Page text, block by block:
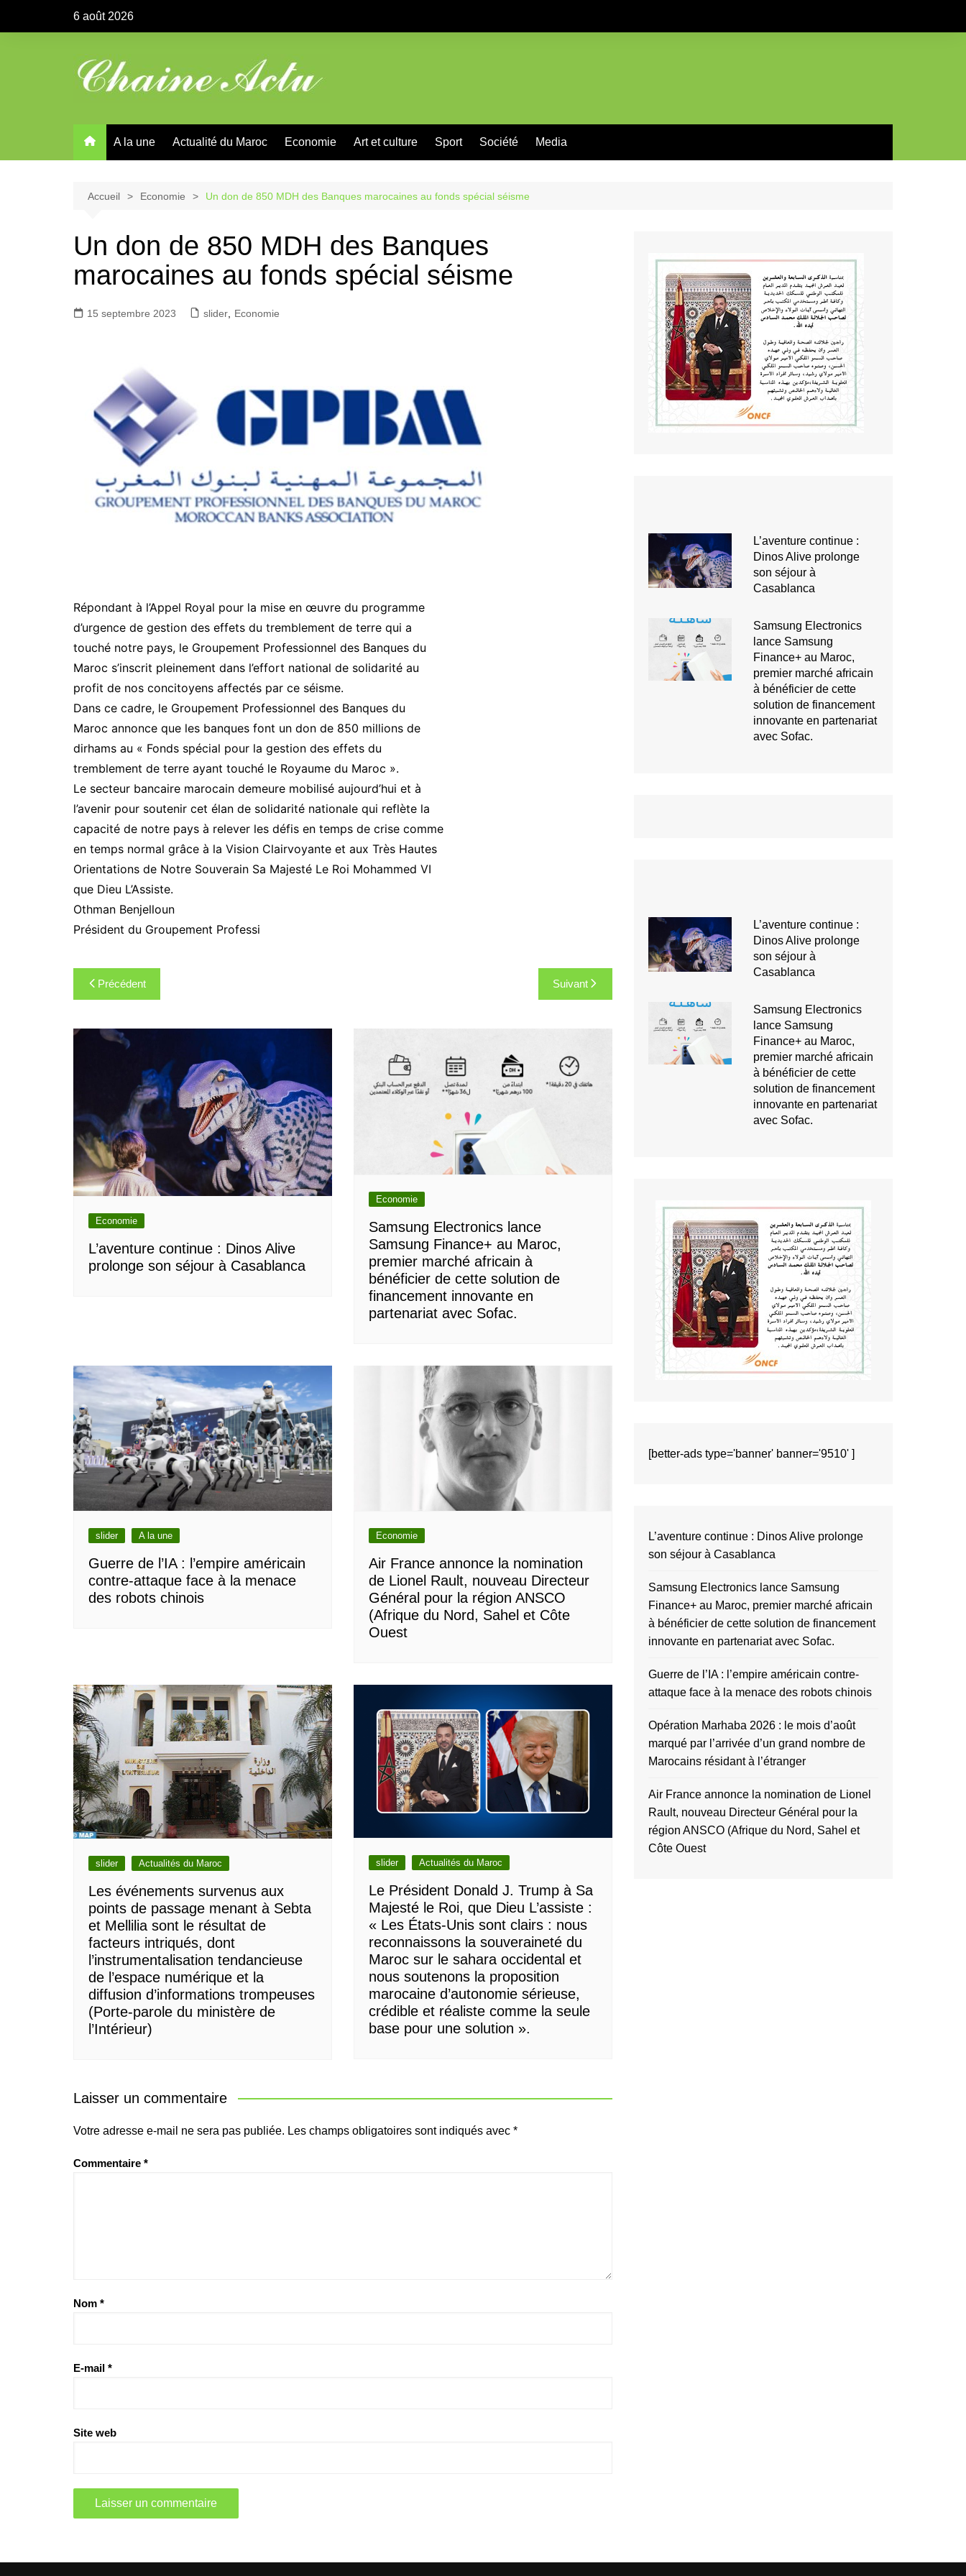
6 août 2026
A la une Actualité du Maroc Economie Art et culture Sport Société Media
Accueil Economie Un don de 850 MDH des Banques marocaines au fonds spécial séisme
Un don de 850 MDH des Banques
marocaines au fonds spécial séisme
15 septembre 2023 slider Economie
Répondant à l’Appel Royal pour la mise en œuvre du programme
d’urgence de gestion des effets du tremblement de terre qui a
touché notre pays, le Groupement Professionnel des Banques du
Maroc s’inscrit pleinement dans l’effort national de solidarité au
profit de nos concitoyens affectés par ce séisme.
Dans ce cadre, le Groupement Professionnel des Banques du
Maroc annonce que les banques font un don de 850 millions de
dirhams au « Fonds spécial pour la gestion des effets du
tremblement de terre ayant touché le Royaume du Maroc ».
Le secteur bancaire marocain demeure mobilisé aujourd’hui et à
l’avenir pour soutenir cet élan de solidarité nationale qui reflète la
capacité de notre pays à relever les défis en temps de crise comme
en temps normal grâce à la Vision Clairvoyante et aux Très Hautes
Orientations de Notre Souverain Sa Majesté Le Roi Mohammed VI
que Dieu L’Assiste.
Othman Benjelloun
Président du Groupement Professi
Navigation
de
l’article
Précédent Suivant
Economie
L’aventure continue : Dinos Alive
prolonge son séjour à Casablanca
Economie
Samsung Electronics lance
Samsung Finance+ au Maroc,
premier marché africain à
bénéficier de cette solution de
financement innovante en
partenariat avec Sofac.
slider A la une
Guerre de l’IA : l’empire américain
contre-attaque face à la menace
des robots chinois
Economie
Air France annonce la nomination
de Lionel Rault, nouveau Directeur
Général pour la région ANSCO
(Afrique du Nord, Sahel et Côte
Ouest
slider Actualités du Maroc
Les événements survenus aux
points de passage menant à Sebta
et Mellilia sont le résultat de
facteurs intriqués, dont
l’instrumentalisation tendancieuse
de l’espace numérique et la
diffusion d’informations trompeuses
(Porte-parole du ministère de
l’Intérieur)
slider Actualités du Maroc
Le Président Donald J. Trump à Sa
Majesté le Roi, que Dieu L’assiste :
« Les États-Unis sont clairs : nous
reconnaissons la souveraineté du
Maroc sur le sahara occidental et
nous soutenons la proposition
marocaine d’autonomie sérieuse,
crédible et réaliste comme la seule
base pour une solution ».
Laisser un commentaire
Votre adresse e-mail ne sera pas publiée. Les champs obligatoires sont indiqués avec *
Commentaire *
Nom *
E-mail *
Site web
L’aventure continue :
Dinos Alive prolonge
son séjour à
Casablanca
Samsung Electronics
lance Samsung
Finance+ au Maroc,
premier marché africain
à bénéficier de cette
solution de financement
innovante en partenariat
avec Sofac.
L’aventure continue :
Dinos Alive prolonge
son séjour à
Casablanca
Samsung Electronics
lance Samsung
Finance+ au Maroc,
premier marché africain
à bénéficier de cette
solution de financement
innovante en partenariat
avec Sofac.
[better-ads type='banner' banner='9510' ]
L’aventure continue : Dinos Alive prolonge
son séjour à Casablanca
Samsung Electronics lance Samsung
Finance+ au Maroc, premier marché africain
à bénéficier de cette solution de financement
innovante en partenariat avec Sofac.
Guerre de l’IA : l’empire américain contre-
attaque face à la menace des robots chinois
Opération Marhaba 2026 : le mois d’août
marqué par l’arrivée d’un grand nombre de
Marocains résidant à l’étranger
Air France annonce la nomination de Lionel
Rault, nouveau Directeur Général pour la
région ANSCO (Afrique du Nord, Sahel et
Côte Ouest